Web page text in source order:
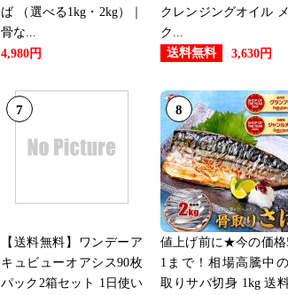
ば （選べる1kg・2kg）｜
骨な...
4,980円
クレンジングオイル
ク...
送料無料
3,630円
7
【送料無料】ワンデーア
キュビューオアシス90枚
パック2箱セット 1日使い
8
値上げ前に★今の価格
1まで！相場高騰中
取りサバ切身 1kg 送